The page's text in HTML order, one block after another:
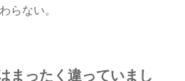
らない。
まったく違っていまし